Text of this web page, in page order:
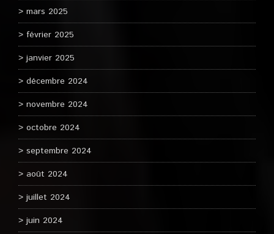
mars 2025
février 2025
janvier 2025
décembre 2024
novembre 2024
octobre 2024
septembre 2024
août 2024
juillet 2024
juin 2024